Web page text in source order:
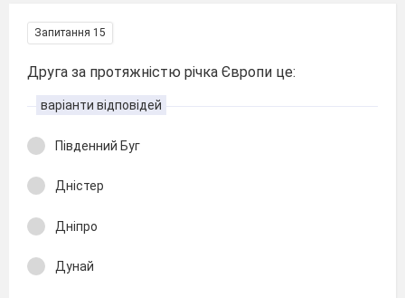
Запитання 15
Друга за протяжністю річка Європи це:
варіанти відповідей
Південний Буг
Дністер
Дніпро
Дунай